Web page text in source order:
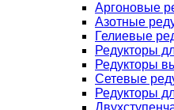
Аргоновые
Азотные
Гелиевые
Редукторы
Редукторы
Сетевые
Редукторы